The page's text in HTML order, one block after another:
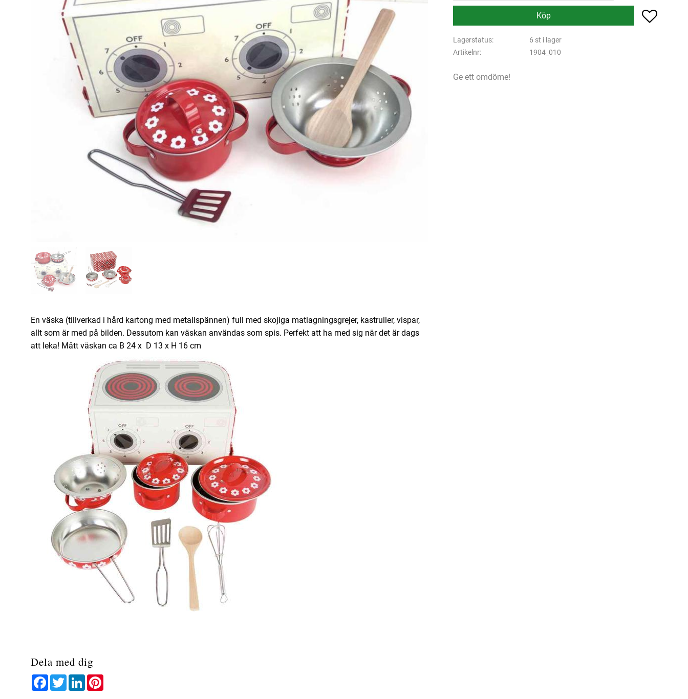
Köp Lägg till
Lagerstatus
6 st i lager
Artikelnr
1904_010
Ge ett omdöme!
En väska (tillverkad i hård kartong med metallspännen) full med skojiga matlagningsgrejer, kastruller, vispar,
allt som är med på bilden. Dessutom kan väskan användas som spis. Perfekt att ha med sig när det är dags
att leka! Mått väskan ca B 24 x D 13 x H 16 cm
Dela med dig
FacebookTwitterLinkedIn